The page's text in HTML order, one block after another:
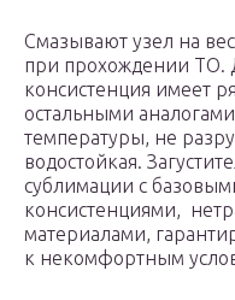
Смазывают узел на
при прохождении ТО.
консистенция имеет
остальными
температуры, не
водостойкая.
сублимации с
консистенциями,
материалами,
к некомфортным